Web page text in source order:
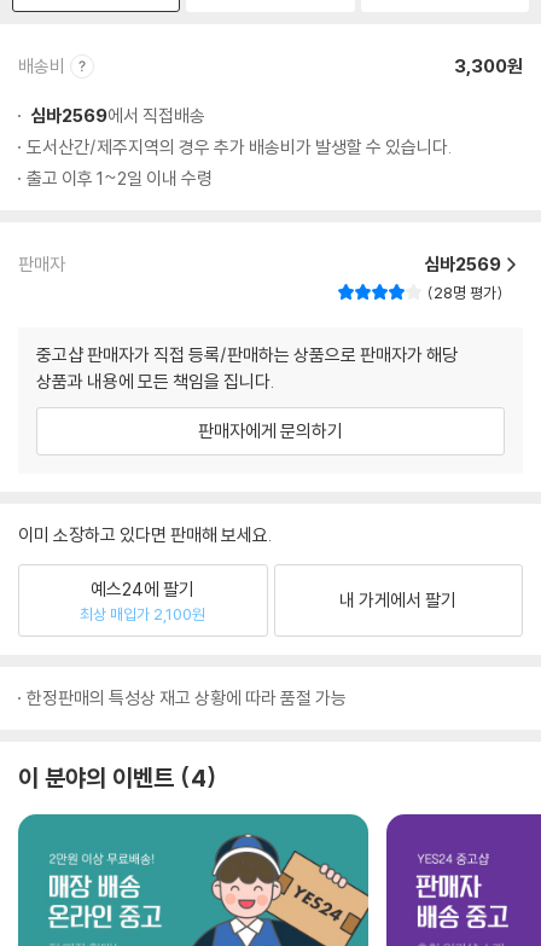
배송비 3,300원
심바2569에서 직접배송
도서산간/제주지역의 경우 추가 배송비가 발생할 수 있습니다.
출고 이후 1~2일 이내 수령
판매자 심바2569
28명 평가
중고샵 판매자가 직접 등록/판매하는 상품으로 판매자가 해당
상품과 내용에 모든 책임을 집니다.
판매자에게 문의하기
이미 소장하고 있다면 판매해 보세요.
예스24에 팔기
최상 매입가 2,100원
내 가게에서 팔기
한정판매의 특성상 재고 상황에 따라 품절 가능
이 분야의 이벤트 4